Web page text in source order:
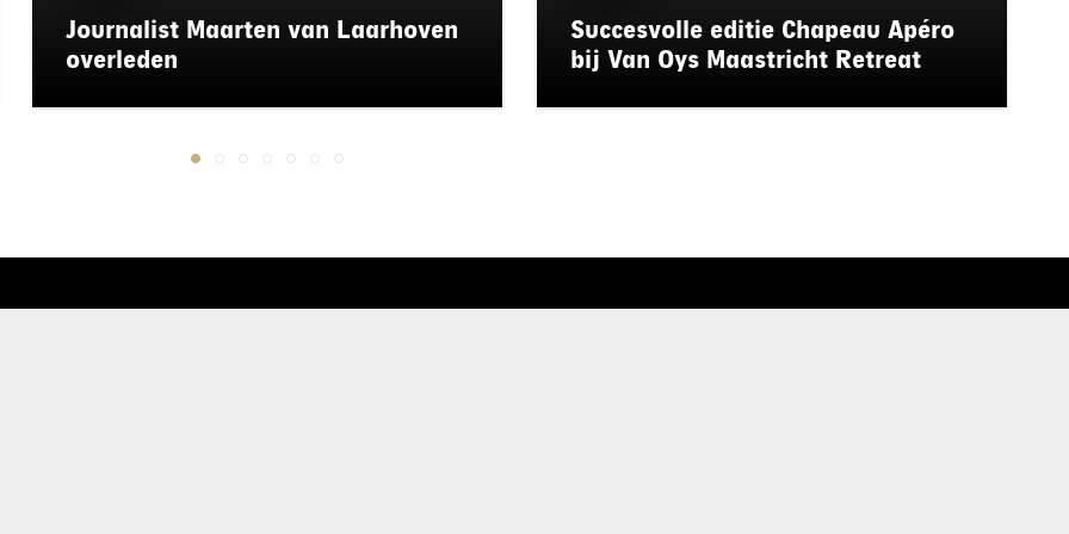
Journalist Maarten van Laarhoven
overleden
Succesvolle editie Chapeau Apéro
bij Van Oys Maastricht Retreat